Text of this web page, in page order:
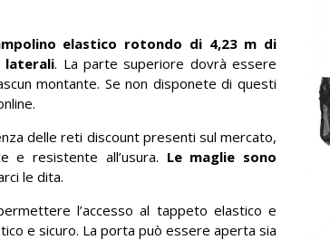
elastico rotondo di 4,23 m di
laterali. La parte superiore dovrà essere
montante. Se non disponete di questi
delle reti discount presenti sul mercato,
resistente all’usura. Le maglie sono
le dita.
l’accesso al tappeto elastico e
e sicuro. La porta può essere aperta sia